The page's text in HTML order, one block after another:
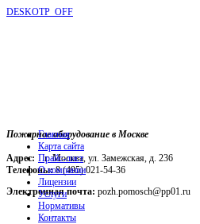
DESKOTP_OFF
Пожарное оборудование в Москве
Адрес: г. Москва, ул. Замежская, д. 236
Телефоны:8 (495) 021-54-36
Электронная почта: pozh.pomosch@pp01.ru
Главная
Карта сайта
Прайс-лист
О компании
Лицензии
Услуги
Нормативы
Контакты